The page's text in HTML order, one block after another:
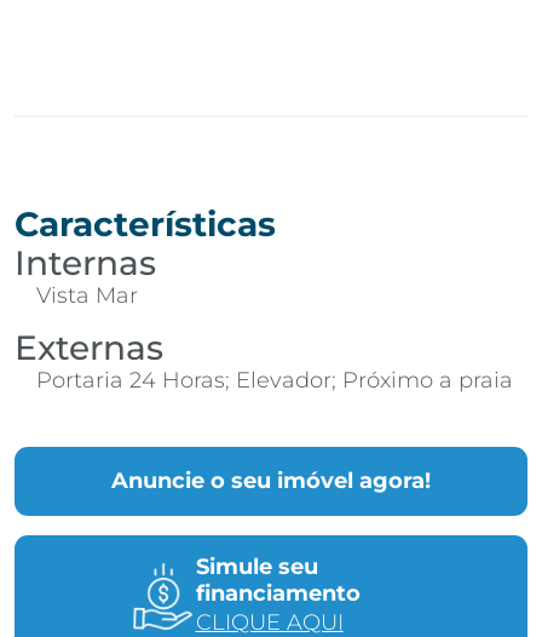
Anuncie o seu imóvel agora!
Simule seu
financiamento
CLIQUE AQUI
Características
Internas
Vista Mar
Externas
Portaria 24 Horas; Elevador; Próximo a praia